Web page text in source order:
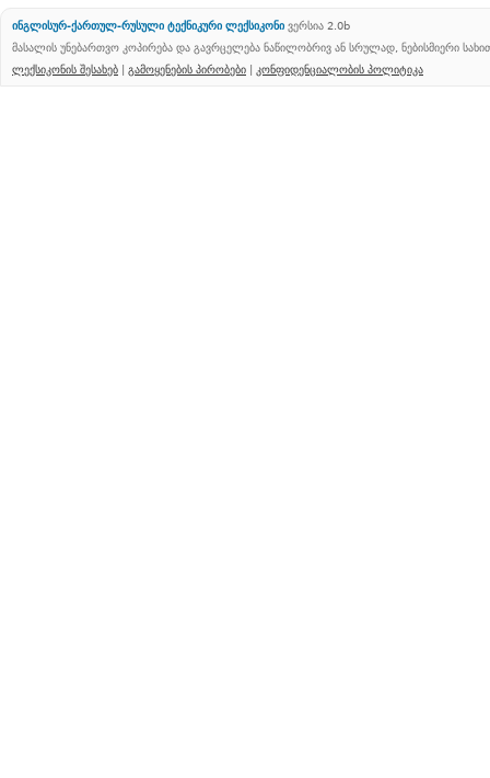
ინგლისურ-ქართულ-რუსული ტექნიკური ლექსიკონი ვერსია 2.0b
მასალის უნებართვო კოპირება და გავრცელება ნაწილობრივ ან სრულად, ნებისმიერი
ლექსიკონის შესახებ | გამოყენების პირობები | კონფიდენციალობის პოლიტიკა